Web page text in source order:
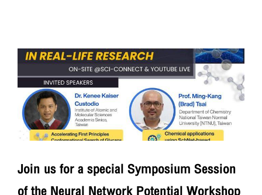
Join us for a special Symposium Session